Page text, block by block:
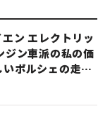
ン エレクトリッ
ジン車派の私の価
いポルシェの走